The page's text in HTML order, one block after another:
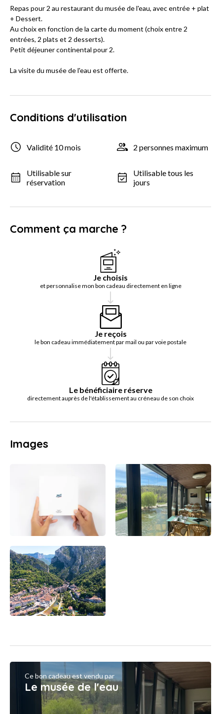
Repas pour 2 au restaurant du musée de l'eau, avec entrée + plat
+ Dessert.
Au choix en fonction de la carte du moment (choix entre 2
entrées, 2 plats et 2 desserts).
Petit déjeuner continental pour 2.
La visite du musée de l'eau est offerte.
Conditions d'utilisation
Validité 10 mois 2 personnes maximum
Utilisable sur
réservation
Utilisable tous les
jours
Comment ça marche ?
Je choisis
et personnalise mon bon cadeau directement en ligne
Je reçois
le bon cadeau immédiatement par mail ou par voie postale
Le bénéficiaire réserve
directement auprès de l'établissement au créneau de son choix
Images
Ce bon cadeau est vendu par
Le musée de l'eau